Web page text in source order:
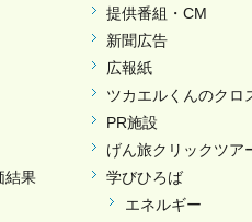
結果
提供番組・CM
新聞広告
広報紙
ツカエルくんのクロ
PR施設
げん旅クリックツア
学びひろば
エネルギー